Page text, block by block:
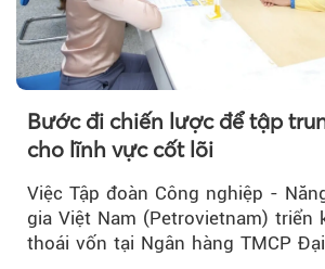
Bước đi chiến lược để tập
cho lĩnh vực cốt lõi
Việc Tập đoàn Công nghiệp -
gia Việt Nam (Petrovietnam) triển
thoái vốn tại Ngân hàng TMCP